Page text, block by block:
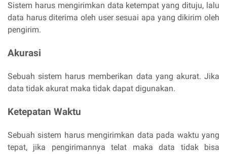
Sistem harus mengirimkan data ketempat yang dituju, lalu
data harus diterima oleh user sesuai apa yang dikirim oleh
pengirim.
Akurasi
Sebuah sistem harus memberikan data yang akurat. Jika
data tidak akurat maka tidak dapat digunakan.
Ketepatan Waktu
Sebuah sistem harus mengirimkan data pada waktu yang
tepat, jika pengirimannya telat maka data tidak bisa